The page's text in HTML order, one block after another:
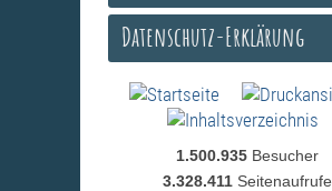
Datenschutz-Erklärung
1.500.935 Besucher
3.328.411 Seitenaufrufe